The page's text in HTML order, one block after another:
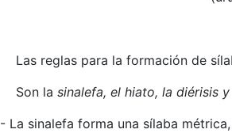
Las reglas para la formación de
Son la sinalefa, el hiato, la diérisis y
- La sinalefa forma una sílaba